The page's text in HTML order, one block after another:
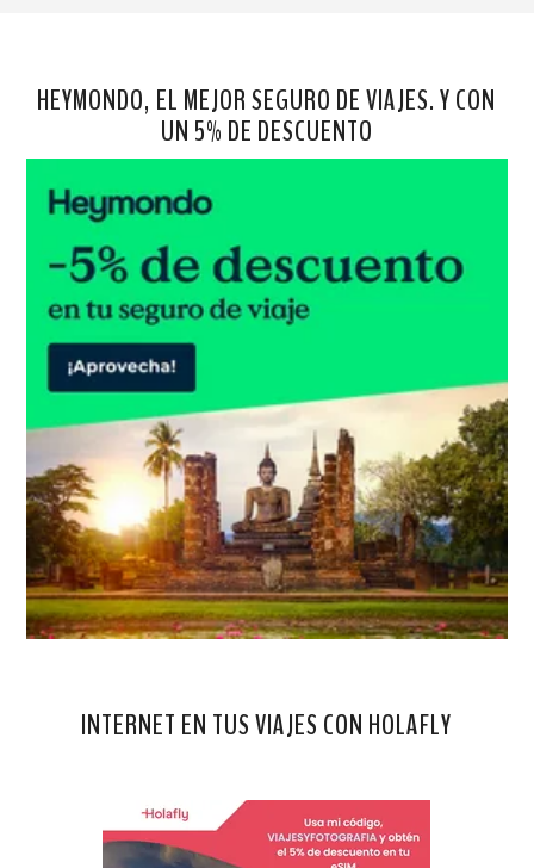
HEYMONDO, EL MEJOR SEGURO DE VIAJES. Y CON
UN 5% DE DESCUENTO
INTERNET EN TUS VIAJES CON HOLAFLY